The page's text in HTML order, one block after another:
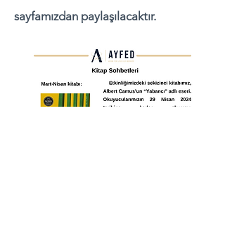
sayfamızdan paylaşılacaktır.